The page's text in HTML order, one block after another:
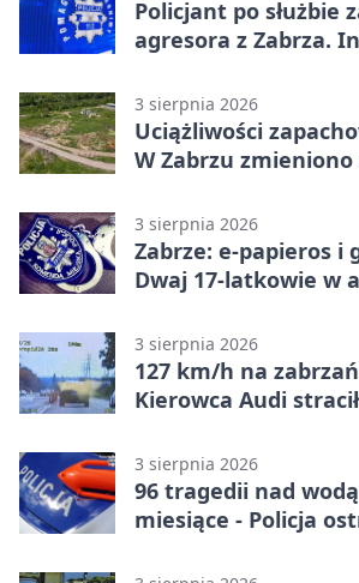
Policjant po służbie
agresora z Zabrza.
3 sierpnia 2026
Uciążliwości
W Zabrzu zmieniono
3 sierpnia 2026
Zabrze: e-papieros i
Dwaj 17-latkowie w
3 sierpnia 2026
127 km/h na
Kierowca Audi
3 sierpnia 2026
96 tragedii nad
miesiące - Policja